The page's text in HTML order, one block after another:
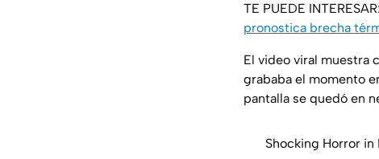
TE PUEDE INTERESAR:
pronostica brecha
El video viral muestra
grababa el momento
pantalla se quedó en
Shocking Horror in